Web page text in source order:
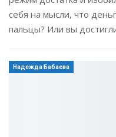
себя на мысли, что
пальцы? Или вы
Надежда Бабаева